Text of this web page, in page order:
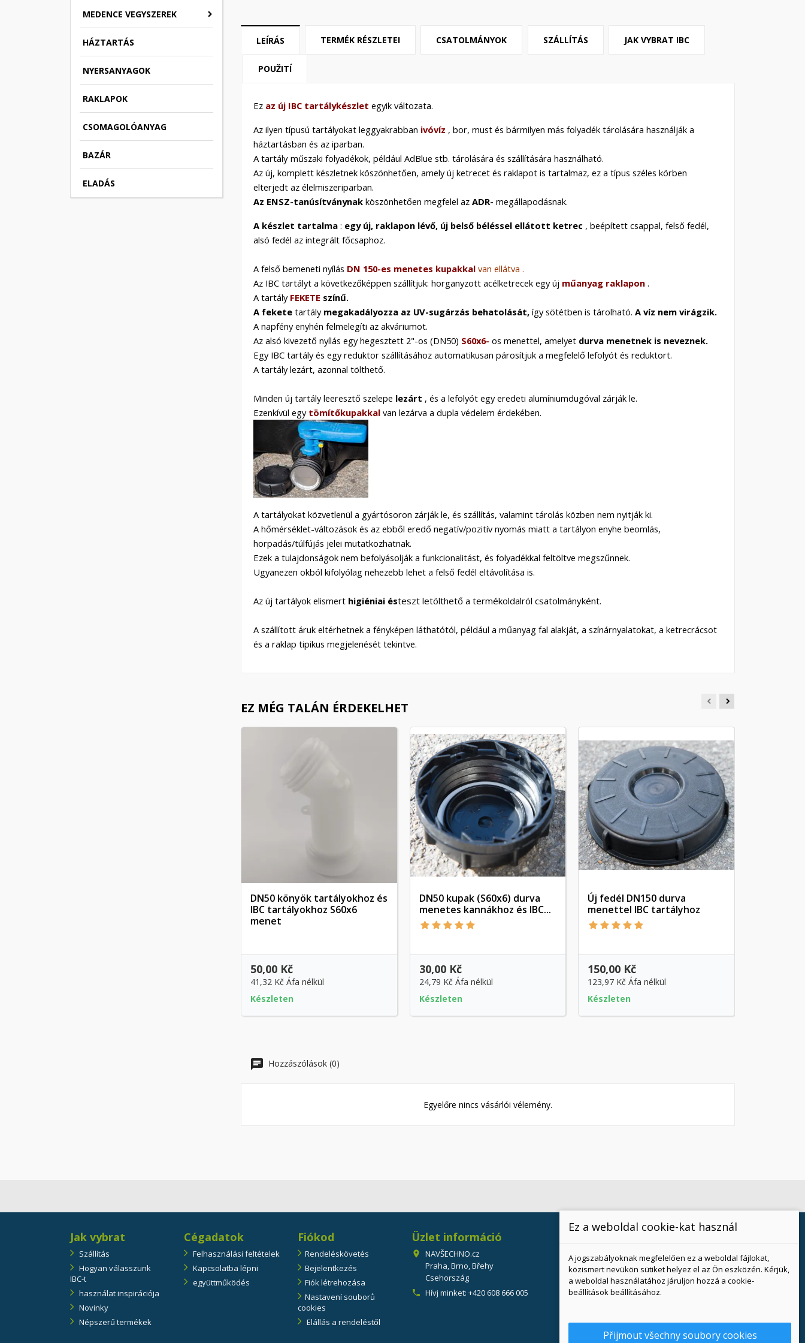
MEDENCE VEGYSZEREK
HÁZTARTÁS
NYERSANYAGOK
RAKLAPOK
CSOMAGOLÓANYAG
BAZÁR
ELADÁS
LEÍRÁS TERMÉK RÉSZLETEI CSATOLMÁNYOK SZÁLLÍTÁS JAK VYBRAT IBC
POUŽITÍ
Ez az új IBC tartálykészlet egyik változata.
Az ilyen típusú tartályokat leggyakrabban ivóvíz , bor, must és bármilyen más folyadék tárolására használják a
háztartásban és az iparban.
A tartály műszaki folyadékok, például AdBlue stb. tárolására és szállítására használható.
Az új, komplett készletnek köszönhetően, amely új ketrecet és raklapot is tartalmaz, ez a típus széles körben
elterjedt az élelmiszeriparban.
Az ENSZ-tanúsítványnak köszönhetően megfelel az ADR- megállapodásnak.
A készlet tartalma : egy új, raklapon lévő, új belső béléssel ellátott ketrec , beépített csappal, felső fedél,
alsó fedél az integrált főcsaphoz.
A felső bemeneti nyílás DN 150-es menetes kupakkal van ellátva .
Az IBC tartályt a következőképpen szállítjuk: horganyzott acélketrecek egy új műanyag raklapon .
A tartály FEKETE színű.
A fekete tartály megakadályozza az UV-sugárzás behatolását, így sötétben is tárolható. A víz nem virágzik.
A napfény enyhén felmelegíti az akváriumot.
Az alsó kivezető nyílás egy hegesztett 2"-os (DN50) S60x6- os menettel, amelyet durva menetnek is neveznek.
Egy IBC tartály és egy reduktor szállításához automatikusan párosítjuk a megfelelő lefolyót és reduktort.
A tartály lezárt, azonnal tölthető.
Minden új tartály leeresztő szelepe lezárt , és a lefolyót egy eredeti alumíniumdugóval zárják le.
Ezenkívül egy tömítőkupakkal van lezárva a dupla védelem érdekében.
A tartályokat közvetlenül a gyártósoron zárják le, és szállítás, valamint tárolás közben nem nyitják ki.
A hőmérséklet-változások és az ebből eredő negatív/pozitív nyomás miatt a tartályon enyhe beomlás,
horpadás/túlfújás jelei mutatkozhatnak.
Ezek a tulajdonságok nem befolyásolják a funkcionalitást, és folyadékkal feltöltve megszűnnek.
Ugyanezen okból kifolyólag nehezebb lehet a felső fedél eltávolítása is.
Az új tartályok elismert higiéniai ésteszt letölthető a termékoldalról csatolmányként.
A szállított áruk eltérhetnek a fényképen láthatótól, például a műanyag fal alakját, a színárnyalatokat, a ketrecrácsot
és a raklap tipikus megjelenését tekintve.
EZ MÉG TALÁN ÉRDEKELHET
Előnézet
DN50 könyök tartályokhoz és
IBC tartályokhoz S60x6
menet
50,00 Kč
41,32 Kč Áfa nélkül
Készleten
Előnézet
DN50 kupak (S60x6) durva
menetes kannákhoz és IBC...
30,00 Kč
24,79 Kč Áfa nélkül
Készleten
Előnézet
Új fedél DN150 durva
menettel IBC tartályhoz
150,00 Kč
123,97 KčÁfa nélkül
Készleten
Hozzászólások (0)
Egyelőre nincs vásárlói vélemény.
Jak vybrat
Szállítás
Hogyan válasszunk
IBC-t
használat inspirációja
Novinky
Népszerű termékek
Cégadatok
Felhasználási feltételek
Kapcsolatba lépni
együttműködés
Fiókod
Rendeléskövetés
Bejelentkezés
Fiók létrehozása
Nastavení souborů
cookies
Elállás a rendeléstől
Üzlet információ

NAVŠECHNO.cz
Praha, Brno, Břehy
Csehország
 Hívj minket: +420 608 666 005
Ez a weboldal cookie-kat használ
A jogszabályoknak megfelelően ez a weboldal fájlokat,
közismert nevükön sütiket helyez el az Ön eszközén. Kérjük,
a weboldal használatához járuljon hozzá a cookie-
beállítások beállításához.
Přijmout všechny soubory cookies